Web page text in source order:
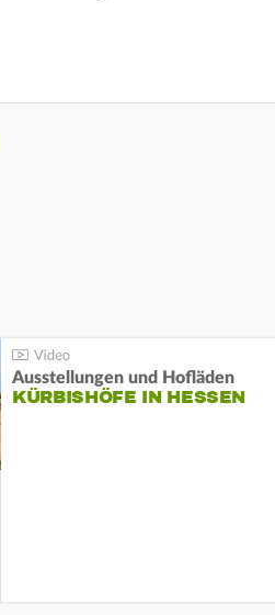
Ausstellungen und Hofläden
KÜRBISHÖFE IN HESSEN